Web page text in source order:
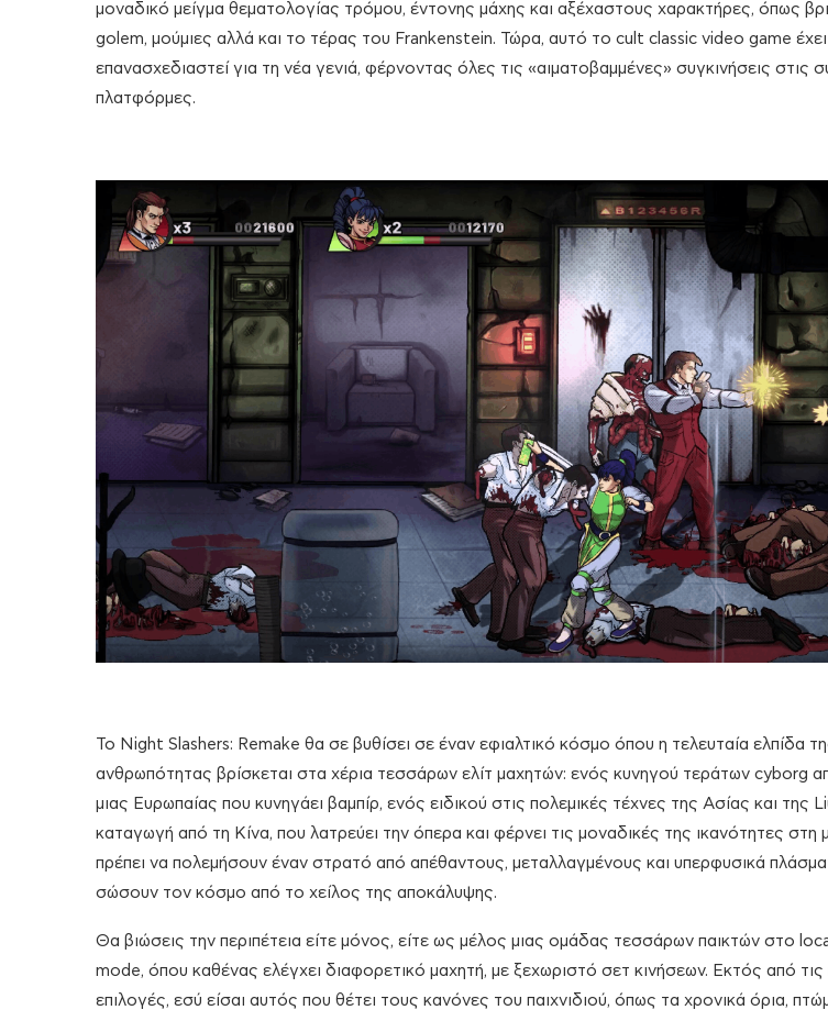
μοναδικό μείγμα θεματολογίας τρόμου, έντονης μάχης και αξέχαστους χαρακτήρες, όπως
golem, μούμιες αλλά και το τέρας του Frankenstein. Τώρα, αυτό το cult classic video game έχει
επανασχεδιαστεί για τη νέα γενιά, φέρνοντας όλες τις «αιματοβαμμένες» συγκινήσεις στις
πλατφόρμες.
Το Night Slashers: Remake θα σε βυθίσει σε έναν εφιαλτικό κόσμο όπου η τελευταία ελπίδα
ανθρωπότητας βρίσκεται στα χέρια τεσσάρων ελίτ μαχητών: ενός κυνηγού τεράτων cyborg
μιας Ευρωπαίας που κυνηγάει βαμπίρ, ενός ειδικού στις πολεμικές τέχνες της Ασίας και της
καταγωγή από τη Κίνα, που λατρεύει την όπερα και φέρνει τις μοναδικές της ικανότητες στη
πρέπει να πολεμήσουν έναν στρατό από απέθαντους, μεταλλαγμένους και υπερφυσικά
σώσουν τον κόσμο από το χείλος της αποκάλυψης.
Θα βιώσεις την περιπέτεια είτε μόνος, είτε ως μέλος μιας ομάδας τεσσάρων παικτών στο
mode, όπου καθένας ελέγχει διαφορετικό μαχητή, με ξεχωριστό σετ κινήσεων. Εκτός από τις
επιλογές, εσύ είσαι αυτός που θέτει τους κανόνες του παιχνιδιού, όπως τα χρονικά όρια,